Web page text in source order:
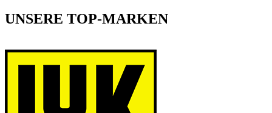
UNSERE TOP-MARKEN